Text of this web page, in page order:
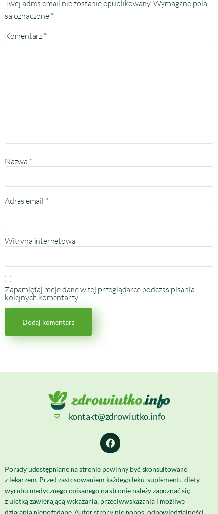
Twój adres email nie zostanie opublikowany. Wymagane pola
są oznaczone *
Komentarz *
Nazwa *
Adres email *
Witryna internetowa
Zapamiętaj moje dane w tej przeglądarce podczas pisania
kolejnych komentarzy.
kontakt@zdrowiutko.info
Porady udostępniane na stronie powinny być skonsultowane
z lekarzem. Przed zastosowaniem każdego leku, suplementu diety,
wyrobu medycznego opisanego na stronie należy zapoznać się
z ulotką zawierającą wskazania, przeciwwskazania i możliwe
działania niepożądane. Autor strony nie ponosi odpowiedzialności